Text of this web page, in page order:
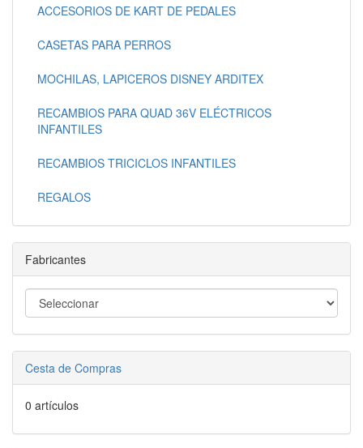
ACCESORIOS DE KART DE PEDALES
CASETAS PARA PERROS
MOCHILAS, LAPICEROS DISNEY ARDITEX
RECAMBIOS PARA QUAD 36V ELÉCTRICOS
INFANTILES
RECAMBIOS TRICICLOS INFANTILES
REGALOS
Fabricantes
Cesta de Compras
0 artículos